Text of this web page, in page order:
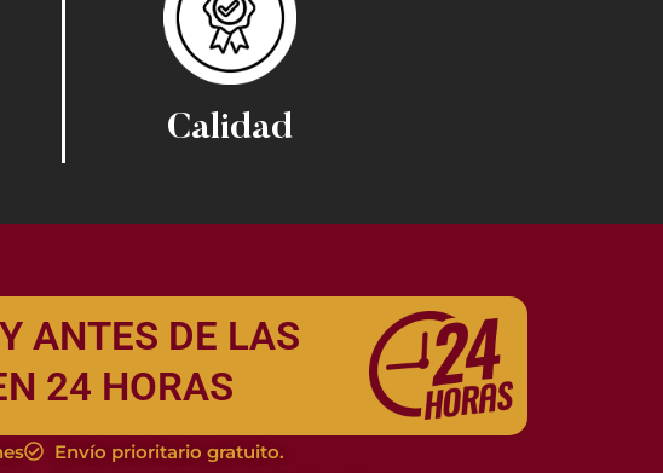
Calidad
ANTES DE LAS
24 HORAS
Envío prioritario gratuito.